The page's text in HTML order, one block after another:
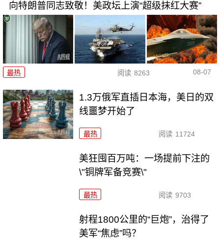
向特朗普同志致敬！美政坛上演“超级抹红大赛”
最热 阅读 8263 08-07
1.3万俄军直插日本海，美日的双
线噩梦开始了
最热 阅读 11724
美狂囤百万吨：一场提前下注的
\"铜牌军备竞赛\"
最热 阅读 9703
射程1800公里的“巨炮”，治得了
美军“焦虑”吗？